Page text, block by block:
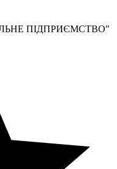
ПІДПРИЄМСТВО"